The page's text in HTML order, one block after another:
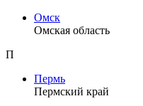
Омск
Омская область
П
Пермь
Пермский край